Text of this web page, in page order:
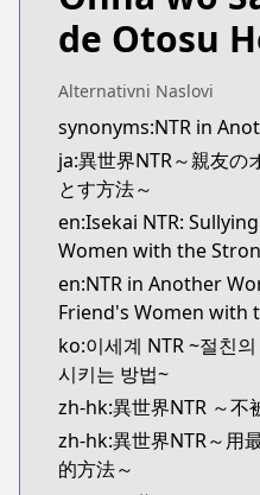
https://
Kitsu
https://kitsu.app/
CDJapan
CDJapan
https://
MangaUpdates
MangaUpdates
https://
novelUpdates
novelUpdates
https://
Book☆Walker
Book☆Walker
https://
de Otosu
Alternativni Naslovi
ja:異世界NTR～親友の
とす方法～
en:Isekai NTR:
Women with the
en:NTR in Another
Friend's Women with
ko:이세계 NTR ~절친
시키는 방법~
zh-hk:異世界NTR ～不
zh-hk:異世界NTR～用
的方法～